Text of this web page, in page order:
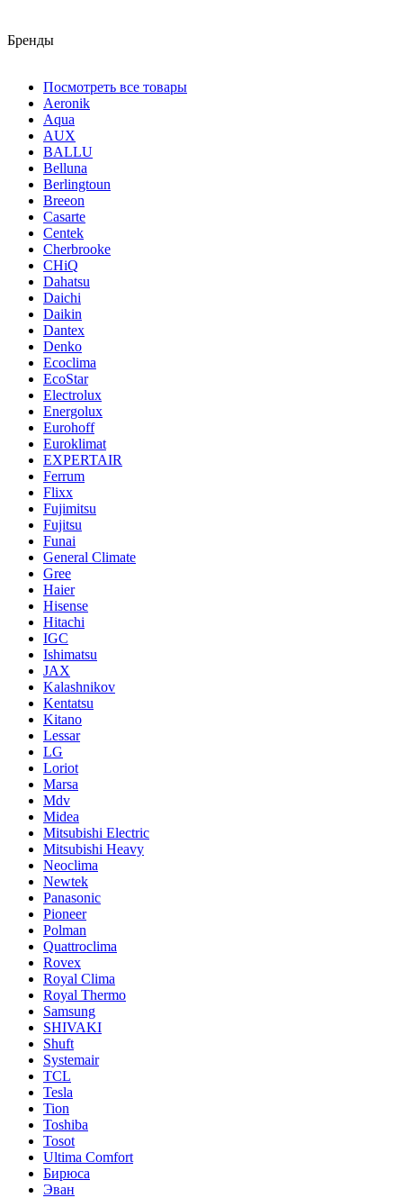
Бренды
Посмотреть все товары
Aeronik
Aqua
AUX
BALLU
Belluna
Berlingtoun
Breeon
Casarte
Centek
Cherbrooke
CHiQ
Dahatsu
Daichi
Daikin
Dantex
Denko
Ecoclima
EcoStar
Electrolux
Energolux
Eurohoff
Euroklimat
EXPERTAIR
Ferrum
Flixx
Fujimitsu
Fujitsu
Funai
General Climate
Gree
Haier
Hisense
Hitachi
IGC
Ishimatsu
JAX
Kalashnikov
Kentatsu
Kitano
Lessar
LG
Loriot
Marsa
Mdv
Midea
Mitsubishi Electric
Mitsubishi Heavy
Neoclima
Newtek
Panasonic
Pioneer
Polman
Quattroclima
Rovex
Royal Clima
Royal Thermo
Samsung
SHIVAKI
Shuft
Systemair
TCL
Tesla
Tion
Toshiba
Tosot
Ultima Comfort
Бирюса
Эван